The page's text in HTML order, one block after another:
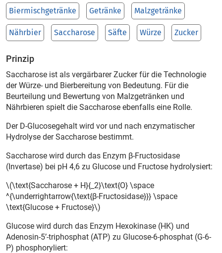
Biermischgetränke Getränke Malzgetränke
Nährbier Saccharose Säfte Würze Zucker
Prinzip
Saccharose ist als vergärbarer Zucker für die Technologie
der Würze- und Bierbereitung von Bedeutung. Für die
Beurteilung und Bewertung von Malzgetränken und
Nährbieren spielt die Saccharose ebenfalls eine Rolle.
Der D-Glucosegehalt wird vor und nach enzymatischer
Hydrolyse der Saccharose bestimmt.
Saccharose wird durch das Enzym β-Fructosidase
(Invertase) bei pH 4,6 zu Glucose und Fructose hydrolysiert:
\(\text{Saccharose + H}{_2}\text{O} \space
^{\underrightarrow{\text{β-Fructosidase}}} \space
\text{Glucose + Fructose}\)
Glucose wird durch das Enzym Hexokinase (HK) und
Adenosin-5’-triphosphat (ATP) zu Glucose-6-phosphat (G-6-
P) phosphoryliert: